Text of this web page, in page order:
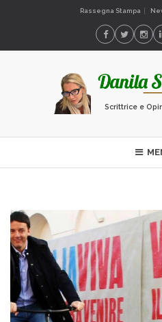
Rassegna Stampa
Scrittrice e